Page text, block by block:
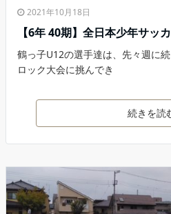
2021年10月18日
【6年 40期】全日本少年サッ
鶴っ子U12の選手達は、先々週に
ロック大会に挑んでき
続きを読